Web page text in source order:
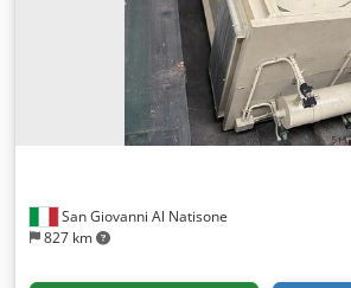
San Giovanni Al Natisone
827 km